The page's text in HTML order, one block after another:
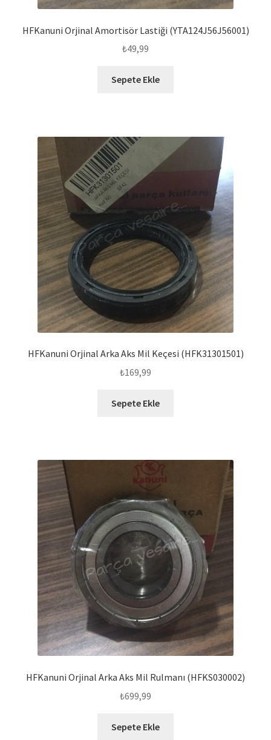
HFKanuni Orjinal Amortisör Lastiği (YTA124J56J56001)
₺49,99
Sepete Ekle
HFKanuni Orjinal Arka Aks Mil Keçesi (HFK31301501)
₺169,99
Sepete Ekle
HFKanuni Orjinal Arka Aks Mil Rulmanı (HFKS030002)
₺699,99
Sepete Ekle